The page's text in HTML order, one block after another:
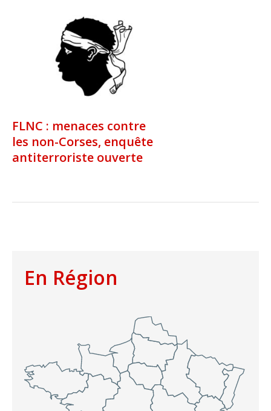
FLNC : menaces contre
les non-Corses, enquête
antiterroriste ouverte
En Région